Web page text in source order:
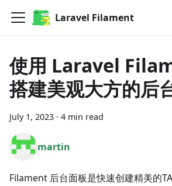
Laravel Filament
使用 Laravel
搭建美观大方的后
July 1, 2023 · 4 min read
martin
Filament 后台面板是快速创建精美的